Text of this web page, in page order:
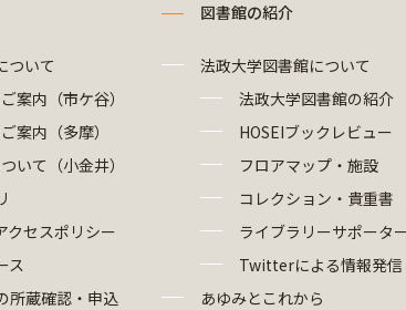
ついて
案内（市ケ谷）
案内（多摩）
いて（小金井）
クセスポリシー
ス
所蔵確認・申込
図書館の紹介
法政大学図書館について
法政大学図書館の紹介
HOSEIブックレビュー
フロアマップ・施設
コレクション・貴重書
ライブラリーサポータ
Twitterによる情報発信
あゆみとこれから